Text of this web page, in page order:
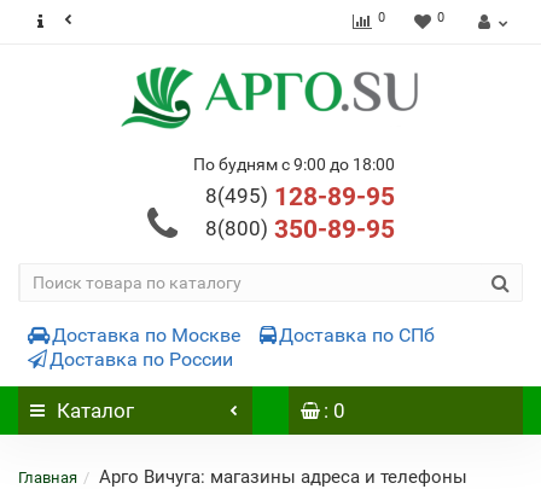
0 0
По будням с 9:00 до 18:00
8(495) 128-89-95
8(800) 350-89-95
Доставка по Москве
Доставка по СПб
Доставка по России
Каталог : 0
Главная Арго Вичуга: магазины адреса и телефоны